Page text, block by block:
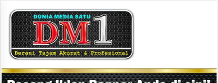
content
DM1